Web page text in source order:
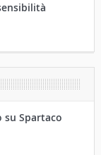
su Spartaco